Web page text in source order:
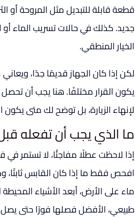
قطعة قابلة للتبديل مثل المروحة أو
جديد. كذلك في حالات تسريب الماء أو
الخيار المنطقي.
لكن إذا كان الجهاز قديمًا جدًا،
يكون القرار مختلفًا. هنا يجب أن
لإنهاء الزيارة، بل توضح لك متى
ما الذي يجب أن تفعله
إذا لاحظت عطلًا مفاجئًا، لا تستمر في
افحص فقط ما إذا كان القابس ثابتًا،
ماء على الأرض، أبعد الأشياء
طبيعي، الأفضل فصلها فورًا حتى